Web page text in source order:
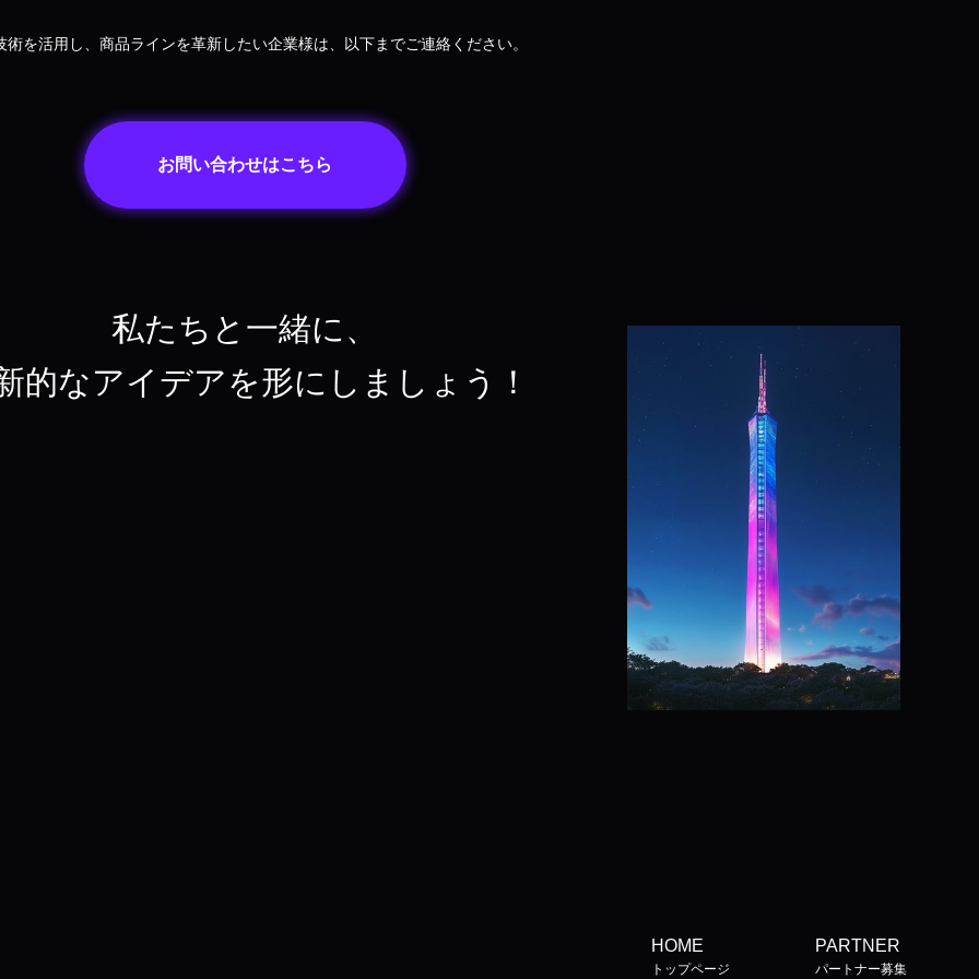
術を活用し、商品ラインを革新したい企業様は、以下までご連絡ください。
お問い合わせはこちら
私たちと一緒に、
的なアイデアを形にしましょう！
HOME
トップページ
PARTNER
パートナー募集